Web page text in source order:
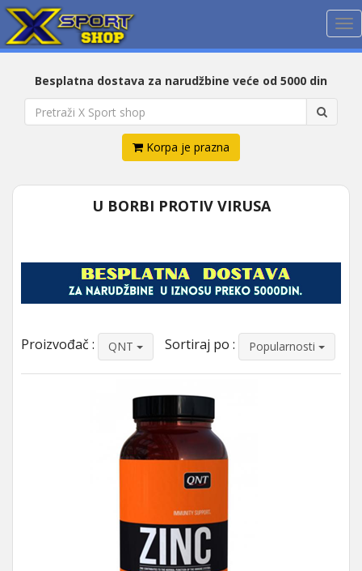
Besplatna dostava za narudžbine veće od 5000 din
Korpa je prazna
U BORBI PROTIV VIRUSA
Proizvođač : QNT Sortiraj po : Popularnosti